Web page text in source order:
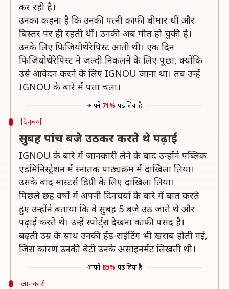
कर रही है।
उनका कहना है कि उनकी पत्नी काफी बीमार थीं और
बिस्तर पर ही रहती थीं। उनकी अब मौत हो चुकी है।
उनके लिए फिजियोथेरेपिस्ट आती थी। एक दिन
फिजियोथेरेपिस्ट ने जल्दी निकलने के लिए पूछा, क्योंकि
उसे आवेदन करने के लिए IGNOU जाना था। तब उन्हें
IGNOU के बारे में पता चला।
आपने 71% पढ़ लिया है
दिनचर्या
सुबह पांच बजे उठकर करते थे पढ़ाई
IGNOU के बारे में जानकारी लेने के बाद उन्होंने पब्लिक
एडमिनिस्ट्रेशन में स्नातक पाठ्यक्रम में दाखिला लिया।
उसके बाद मास्टर्स डिग्री के लिए दाखिला लिया।
पिछले छह वर्षों में अपनी दिनचर्या के बारे में बात करते
हुए उन्होंने बताया कि वे सुबह 5 बजे उठ जाते थे और
पढ़ाई करते थे। उन्हें स्पोर्ट्स देखना काफी पसंद है।
बढ़ती उम्र के साथ उनकी हेंड-राइंटिंग भी खराब होती गई,
जिस कारण उनकी बेटी उनके असाइनमेंट लिखती थी।
आपने 85% पढ़ लिया है
जानकारी